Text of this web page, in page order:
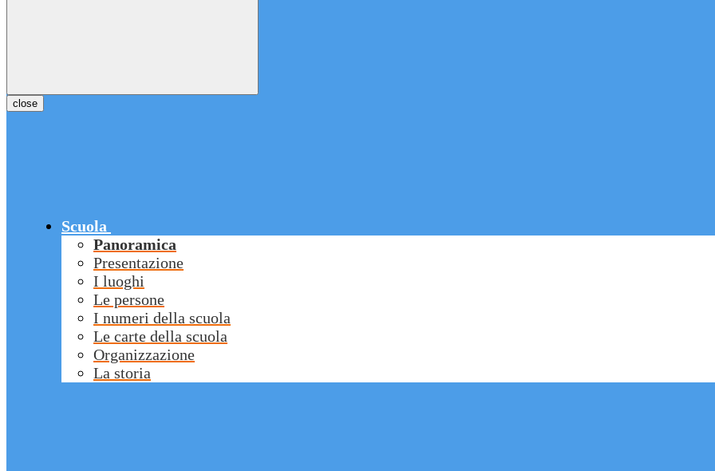
close
Scuola
Panoramica
Presentazione
I luoghi
Le persone
I numeri della scuola
Le carte della scuola
Organizzazione
La storia